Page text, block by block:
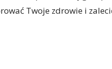
Twoje zdrowie i